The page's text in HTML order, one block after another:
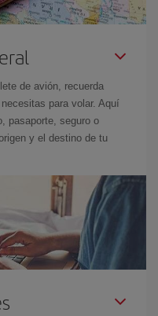
de avión, recuerda
para volar. Aquí
pasaporte, seguro o
y el destino de tu